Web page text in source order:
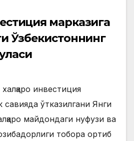
марказига
Ўзбекистоннинг
инвестиция
ўтказилгани Янги
майдондаги нуфузи ва
тобора ортиб